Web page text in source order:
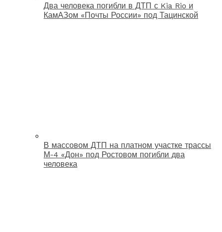
Два человека погибли в ДТП с Kia Rio и
КамАЗом «Почты России» под Тацинской
В массовом ДТП на платном участке трассы
М-4 «Дон» под Ростовом погибли два
человека